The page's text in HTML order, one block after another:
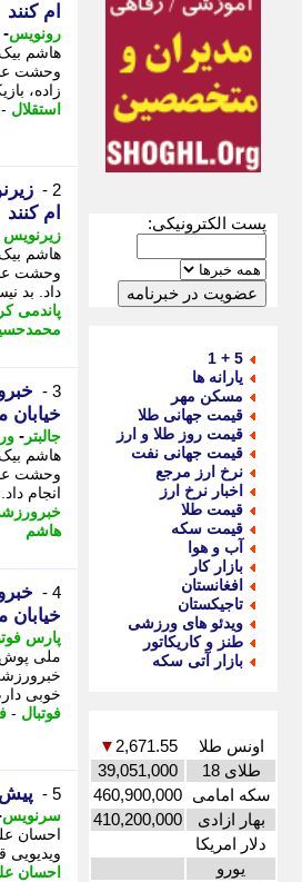
پست الکترونیکی:
5 + 1
یارانه ها
مسکن مهر
قیمت جهانی طلا
قیمت روز طلا و ارز
قیمت جهانی نفت
نرخ ارز مرجع
اخبار نرخ ارز
قیمت طلا
قیمت سکه
آب و هوا
بازار کار
افغانستان
تاجیکستان
ویدئو های ورزشی
طنز و کاریکاتور
بازار آتی سکه
اونس طلا 2,671.55
▼
طلای 18
39,051,000
سکه امامی 460,900,000
بهار ازادی
410,200,000
دلار امریکا
یورو
ام کنند
رونویس-
وحشت
زاده،
استقلال -
2 -
ام کنند
زیرنویس
وحشت
داد. بد
پاندمی
3 -
خیابان
جالبتر -
وحشت
انجام
هاشم
4 -
خیابان
پارس
خوبی
فوتبال -
5 - پیش
سرنویس
احسان
ویدیویی
احسان